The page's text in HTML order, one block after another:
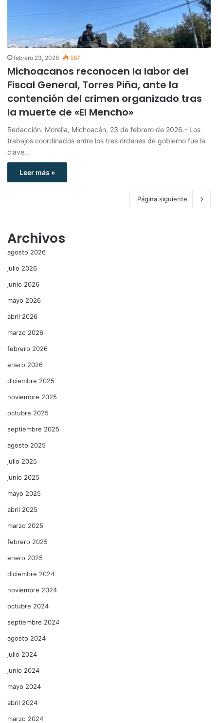
febrero 23, 2026 567
Michoacanos reconocen la labor del
Fiscal General, Torres Piña, ante la
contención del crimen organizado tras
la muerte de «El Mencho»
Redacción. Morelia, Michoacán, 23 de febrero de 2026.- Los
trabajos coordinados entre los tres órdenes de gobierno fue la
clave…
Leer más »
Página siguiente
Archivos
agosto 2026
julio 2026
junio 2026
mayo 2026
abril 2026
marzo 2026
febrero 2026
enero 2026
diciembre 2025
noviembre 2025
octubre 2025
septiembre 2025
agosto 2025
julio 2025
junio 2025
mayo 2025
abril 2025
marzo 2025
febrero 2025
enero 2025
diciembre 2024
noviembre 2024
octubre 2024
septiembre 2024
agosto 2024
julio 2024
junio 2024
mayo 2024
abril 2024
marzo 2024